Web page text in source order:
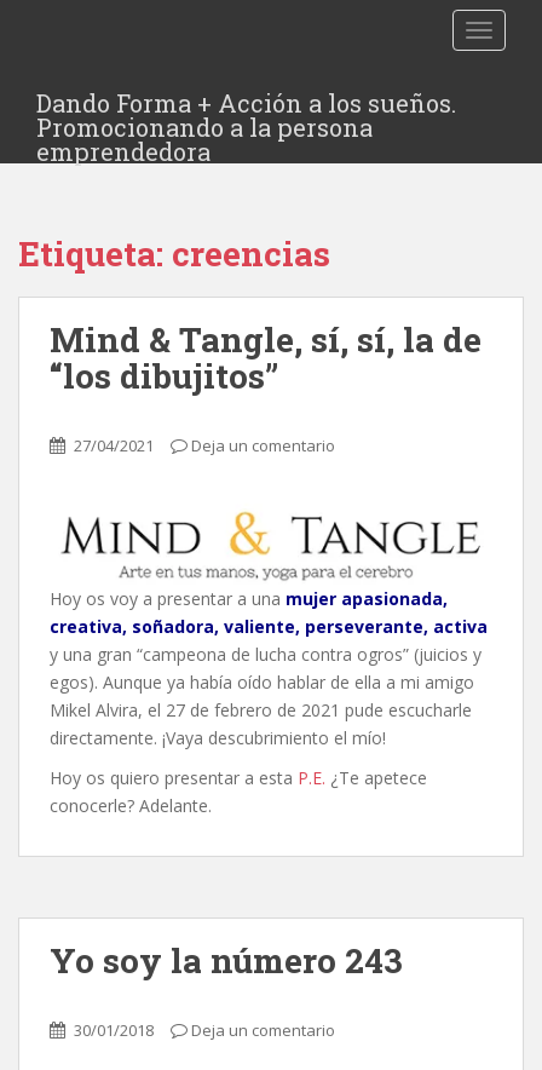
Dando Forma + Acción a los sueños.
Promocionando a la persona
emprendedora
Etiqueta: creencias
Mind & Tangle, sí, sí, la de
“los dibujitos”
27/04/2021 Deja un comentario
Hoy os voy a presentar a una mujer apasionada,
creativa, soñadora, valiente, perseverante, activa
y una gran “campeona de lucha contra ogros” (juicios y
egos). Aunque ya había oído hablar de ella a mi amigo
Mikel Alvira, el 27 de febrero de 2021 pude escucharle
directamente. ¡Vaya descubrimiento el mío!
Hoy os quiero presentar a esta P.E. ¿Te apetece
conocerle? Adelante.
Yo soy la número 243
30/01/2018 Deja un comentario